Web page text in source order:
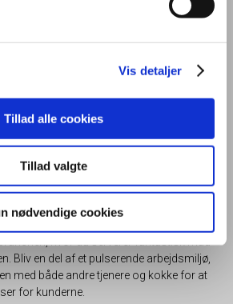
Vis detaljer
Tillad alle cookies
Tillad valgte
nødvendige cookies
sans for
god smag
hvor du serverer fantastisk mad
Bliv en del af et pulserende arbejdsmiljø,
med både andre tjenere og kokke for at
for kunderne.